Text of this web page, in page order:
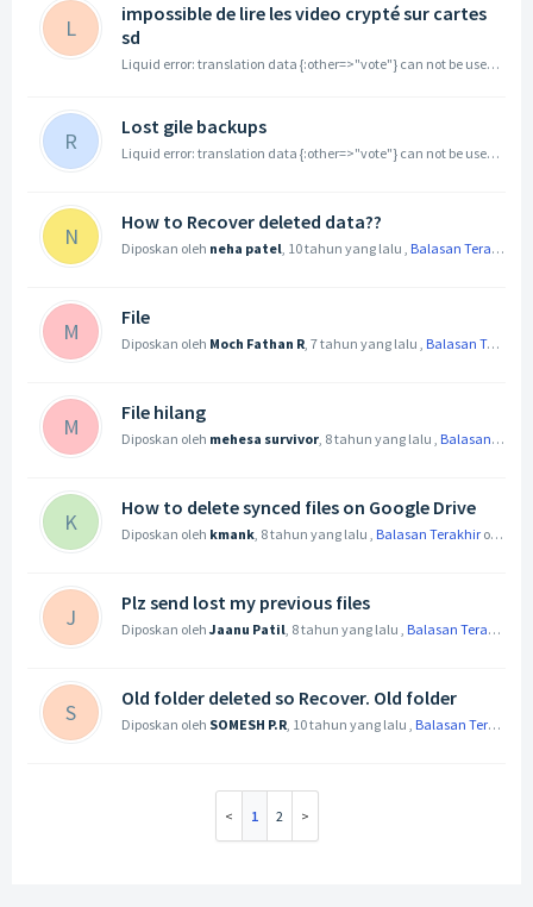
L
impossible de lire les video crypté sur cartes
sd
Liquid error: translation data {:other=>"vote"} can not be used with :count => 1. key 'one' is missing.
R
Lost gile backups
Liquid error: translation data {:other=>"vote"} can not be used with :count => 1. key 'one' is missing.
N
How to Recover deleted data??
Diposkan oleh neha patel, 10 tahun yang lalu , Balasan Terakhir
M
File
Diposkan oleh Moch Fathan R, 7 tahun yang lalu , Balasan Terakhir
M
File hilang
Diposkan oleh mehesa survivor, 8 tahun yang lalu , Balasan Terakhir
K
How to delete synced files on Google Drive
Diposkan oleh kmank, 8 tahun yang lalu , Balasan Terakhir oleh ajinkyahatankar347@gmail.com
J
Plz send lost my previous files
Diposkan oleh Jaanu Patil, 8 tahun yang lalu , Balasan Terakhir
S
Old folder deleted so Recover. Old folder
Diposkan oleh SOMESH P.R, 10 tahun yang lalu , Balasan Terakhir
1 2